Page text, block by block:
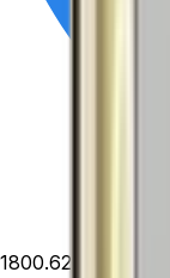
1800.6229